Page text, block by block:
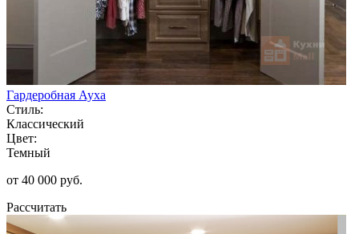
Гардеробная Ауха
Стиль:
Классический
Цвет:
Темный
от 40 000 руб.
Рассчитать